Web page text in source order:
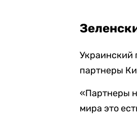
Украинский
партнеры
«Партнеры
мира это